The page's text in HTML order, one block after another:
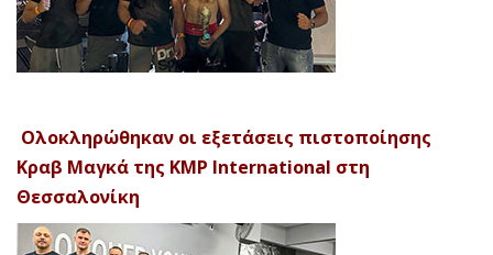
Ολοκληρώθηκαν οι εξετάσεις πιστοποίησης
Κραβ Μαγκά της KMP International στη
Θεσσαλονίκη